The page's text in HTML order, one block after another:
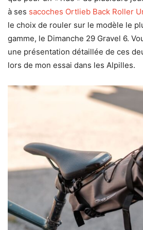
à ses sacoches Ortlieb Back Roller
le choix de rouler sur le modèle le
gamme, le Dimanche 29 Gravel 6.
une présentation détaillée de ces
lors de mon essai dans les Alpilles.